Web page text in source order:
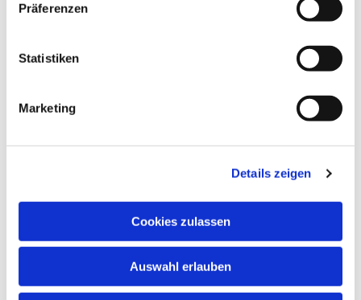
Präferenzen
Statistiken
Marketing
Details zeigen
Cookies zulassen
Auswahl erlauben
Dies könnte Sie auch
interessieren